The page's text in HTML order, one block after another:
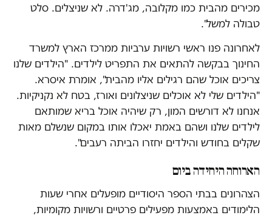
מכירים מהבית כמו מקלובה, מג'דרה. לא שניצלים. סלט
טבולה למשל".
לאחרונה פנו ראשי רשויות ערביות ממרכז הארץ למשרד
החינוך בבקשה להתאים את התפריט לילדים. "הילדים שלנו
צריכים אוכל שהם רגילים אליו מהבית", אומרת איסרא.
"הילדים שלי לא אוכלים שניצלונים ואורז, בטח לא נקניקיות.
אנחנו לא דורשים המון, רק שיהיה אוכל בריא שמותאם
לילדים שלנו ושהם באמת יאכלו אותו במקום שנשלם מאות
שקלים בחודש והילדים יחזרו הביתה רעבים".
הארוחה היחידה ביום
הצהרונים בבתי הספר היסודיים מופעלים אחרי שעות
הלימודים באמצעות מפעילים פרטיים ורשויות מקומיות,